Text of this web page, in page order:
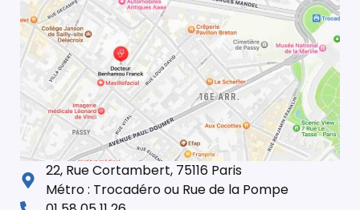
22, Rue Cortambert, 75116 Paris
Métro : Trocadéro ou Rue de la Pompe